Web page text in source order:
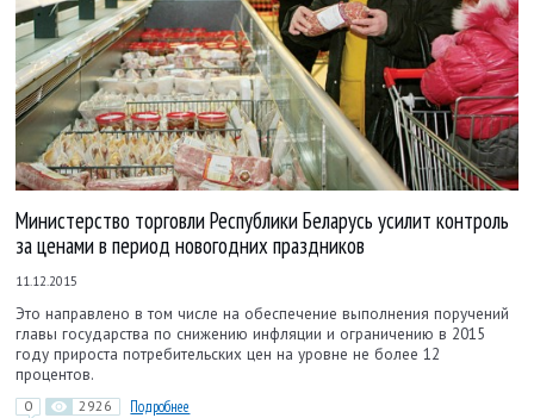
Министерство торговли Республики Беларусь усилит контроль
за ценами в период новогодних праздников
11.12.2015
Это направлено в том числе на обеспечение выполнения поручений
главы государства по снижению инфляции и ограничению в 2015
году прироста потребительских цен на уровне не более 12
процентов.
0 2926 Подробнее